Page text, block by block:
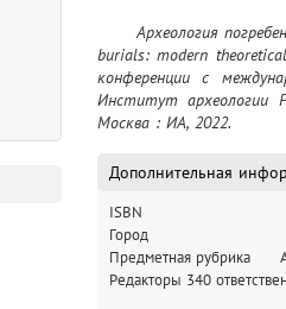
	Археология погребений: современные теоретические и методические подходы = Archaeology of
burials: modern
конференции с
Институт археологии
Москва : ИА, 2022.
Дополнительная
ISBN
Город
Предметная рубрика
Редакторы 340